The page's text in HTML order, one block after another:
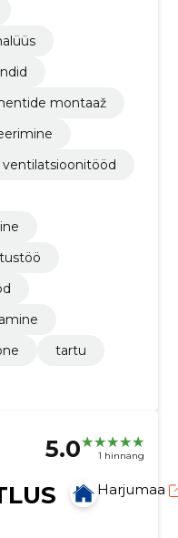
montaaž
ventilatsioonitööd
tartu
5.0 1 hinnang
Harjumaa